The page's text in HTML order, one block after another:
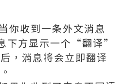
你收到一条外文消息
下方显示一个“翻译”
，消息将会立即翻译